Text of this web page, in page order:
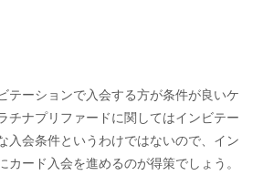
テーションで入会する方が条件が良いケ
チナプリファードに関してはインビテー
入会条件というわけではないので、イン
カード入会を進めるのが得策でしょう。